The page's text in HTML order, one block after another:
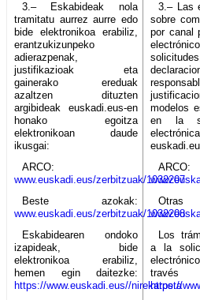
3.– Eskabideak nola
tramitatu aurrez aurre edo
bide elektronikoa erabiliz,
erantzukizunpeko
adierazpenak,
justifikazioak eta
gainerako ereduak
azaltzen dituzten
argibideak euskadi.eus-en
honako egoitza
elektronikoan daude
ikusgai:
3.– Las
sobre
por canal
modelos
en la
ARCO:
www.euskadi.eus/zerbitzuak/1032207
ARCO:
Beste azokak:
www.euskadi.eus/zerbitzuak/1032208
Eskabidearen ondoko
izapideak, bide
elektronikoa erabiliz,
hemen egin daitezke:
https://www.euskadi.eus//nirekarpeta
Los
a la
https://